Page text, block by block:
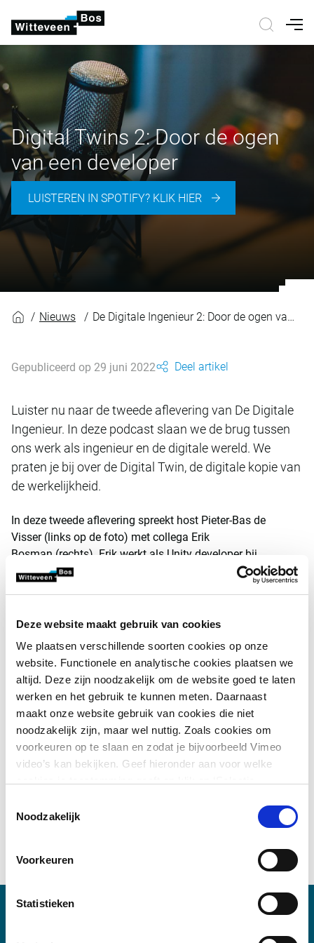
Deze website maakt gebruik van cookies
We plaatsen verschillende soorten cookies op onze
website. Functionele en analytische cookies plaatsen we
altijd. Deze zijn noodzakelijk om de website goed te laten
werken en het gebruik te kunnen meten. Daarnaast
maakt onze website gebruik van cookies die niet
noodzakelijk zijn, maar wel nuttig. Zoals cookies om
voorkeuren op te slaan en zodat je bijvoorbeeld Vimeo
video’s kan bekijken. Geef hieronder aan voor welke
akkoord met het plaatsen van alle cookies.
Meer over
Noodzakelijk
Voorkeuren
Statistieken
Digital Twins 2: Door de ogen
van een developer
LUISTEREN IN SPOTIFY? KLIK HIER
Nieuws De Digitale Ingenieur 2: Door de ogen van een developer
Gepubliceerd op 29 juni 2022 Deel artikel
Luister nu naar de tweede aflevering van De Digitale
Ingenieur. In deze podcast slaan we de brug tussen
ons werk als ingenieur en de digitale wereld. We
praten je bij over de Digital Twin, de digitale kopie van
de werkelijkheid.
In deze tweede aflevering spreekt host Pieter-Bas de
Visser (links op de foto) met collega Erik
Bosman (rechts). Erik werkt als Unity developer bij
Witteveen+Bos. Erik legt je uit hoe een Digital Twin tot
stand komt en hoe hij het ervaart om als developer bij een
die Witteveen+Bos met Digital Twins kan maken, over de
podcast is ook te beluisteren in
Apple Podcasts
Eerste aflevering gemist? Die kan je hier terugluisteren!